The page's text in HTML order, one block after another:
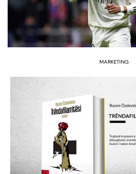
MARKETING